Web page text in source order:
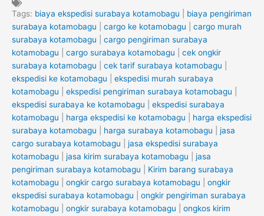
Tags: biaya ekspedisi surabaya kotamobagu
biaya pengiriman
surabaya kotamobagu
cargo ke kotamobagu
cargo murah
surabaya kotamobagu
cargo pengiriman surabaya
kotamobagu
cargo surabaya kotamobagu
cek ongkir
surabaya kotamobagu
cek tarif surabaya kotamobagu
ekspedisi ke kotamobagu
ekspedisi murah surabaya
kotamobagu
ekspedisi pengiriman surabaya kotamobagu
ekspedisi surabaya ke kotamobagu
ekspedisi surabaya
kotamobagu
harga ekspedisi ke kotamobagu
harga ekspedisi
surabaya kotamobagu
harga surabaya kotamobagu
jasa
cargo surabaya kotamobagu
jasa ekspedisi surabaya
kotamobagu
jasa kirim surabaya kotamobagu
jasa
pengiriman surabaya kotamobagu
Kirim barang surabaya
kotamobagu
ongkir cargo surabaya kotamobagu
ongkir
ekspedisi surabaya kotamobagu
ongkir pengiriman surabaya
kotamobagu
ongkir surabaya kotamobagu
ongkos kirim